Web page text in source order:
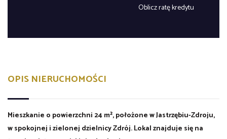
Oblicz ratę kredytu
OPIS NIERUCHOMOŚCI
Mieszkanie o powierzchni 24 m², położone w Jastrzębiu-Zdroju,
w spokojnej i zielonej dzielnicy Zdrój. Lokal znajduje się na